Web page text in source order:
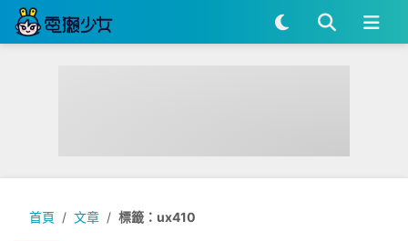
首頁 文章 標籤：ux410